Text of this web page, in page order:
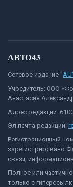
АВТО43
Сетевое издание "
Учредитель: ООО
Анастасия
Адрес редакции:
Эл.почта редакции:
Регистрационный
зарегистрировано
связи,
Полное или
только с